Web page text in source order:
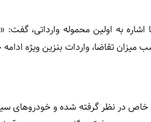
به اولین محموله وارداتی،
تقاضا، واردات بنزین ویژه
خاص در نظر گرفته شده و خودروهای